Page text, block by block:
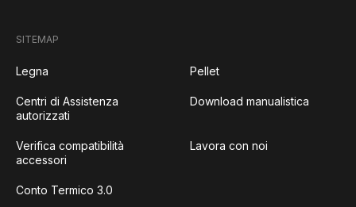
SITEMAP
Legna Pellet
Centri di Assistenza
autorizzati
Download manualistica
Verifica compatibilità
accessori
Lavora con noi
Conto Termico 3.0